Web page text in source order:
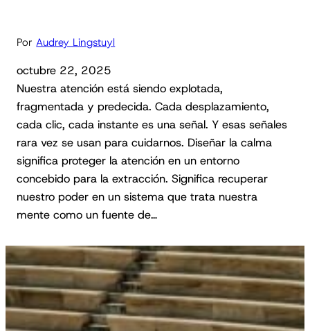
PorAudrey Lingstuyl
octubre 22, 2025
Nuestra atención está siendo explotada,
fragmentada y predecida. Cada desplazamiento,
cada clic, cada instante es una señal. Y esas señales
rara vez se usan para cuidarnos. Diseñar la calma
significa proteger la atención en un entorno
concebido para la extracción. Significa recuperar
nuestro poder en un sistema que trata nuestra
mente como un fuente de…